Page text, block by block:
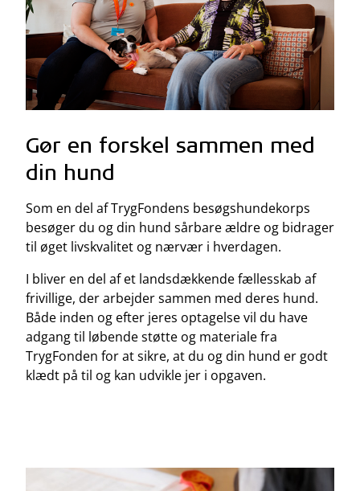
Gør en forskel sammen med
din hund
Som en del af TrygFondens besøgshundekorps
besøger du og din hund sårbare ældre og bidrager
til øget livskvalitet og nærvær i hverdagen.
I bliver en del af et landsdækkende fællesskab af
frivillige, der arbejder sammen med deres hund.
Både inden og efter jeres optagelse vil du have
adgang til løbende støtte og materiale fra
TrygFonden for at sikre, at du og din hund er godt
klædt på til og kan udvikle jer i opgaven.